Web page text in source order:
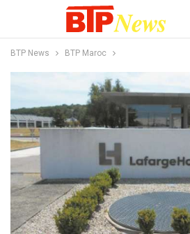
BTP News BTP Maroc